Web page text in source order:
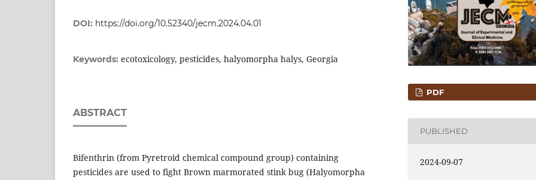
DOI: https://doi.org/10.52340/jecm.2024.04.01
Keywords: ecotoxicology, pesticides, halyomorpha halys, Georgia
ABSTRACT
Bifenthrin (from Pyretroid chemical compound group) containing
pesticides are used to fight Brown marmorated stink bug (Halyomorpha
PDF
PUBLISHED
2024-09-07